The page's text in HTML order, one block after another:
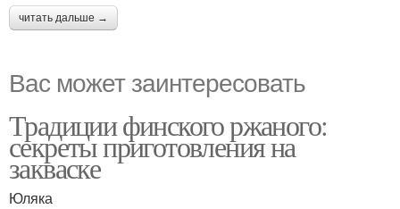
читать дальше →
Вас может заинтересовать
Традиции финского ржаного:
секреты приготовления на
закваске
Юляка